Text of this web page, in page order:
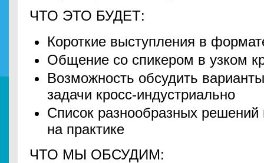
ЧТО ЭТО БУДЕТ:
Короткие выступления в
Общение со спикером в узком
Возможность обсудить
задачи кросс-индустриально
Список разнообразных
на практике
ЧТО МЫ ОБСУДИМ: